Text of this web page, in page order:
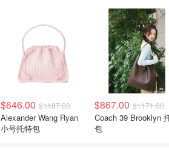
$646.00 $1487.00
Alexander Wang Ryan
小号托特包
$867.00 $1171.00
Coach 39 Brooklyn
包